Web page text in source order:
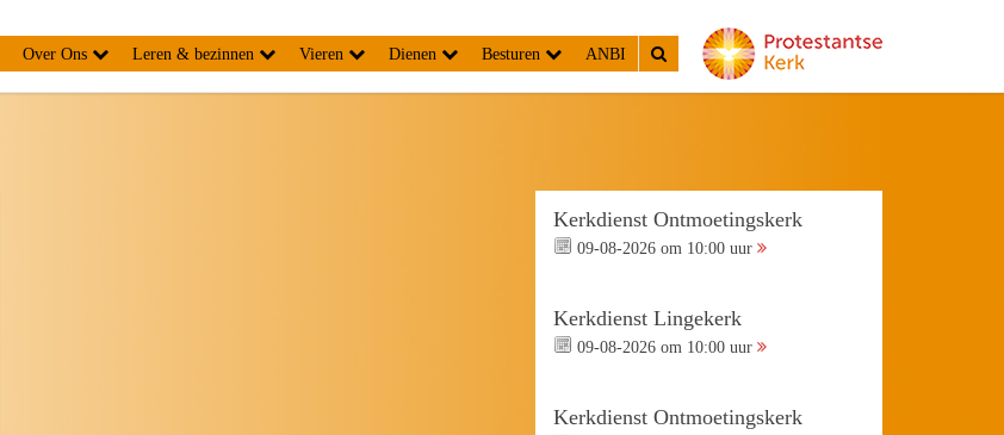
Over Ons Leren & bezinnen Vieren Dienen Besturen ANBI
Kerkdienst Ontmoetingskerk
09-08-2026 om 10:00 uur
Kerkdienst Lingekerk
09-08-2026 om 10:00 uur
Kerkdienst Ontmoetingskerk